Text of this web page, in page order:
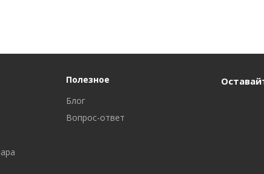
Полезное
Блог
Вопрос-ответ